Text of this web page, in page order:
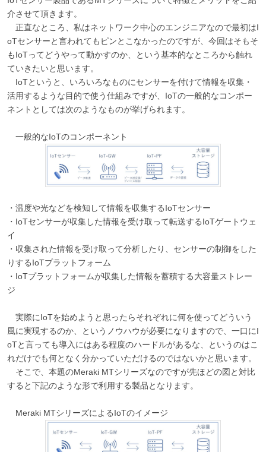
介させて頂きます。
正直なところ、私はネットワーク中心のエンジニアなので最初はI
oTセンサーと言われてもピンとこなかったのですが、今回はそもそ
もIoTってどうやって動かすのか、という基本的なところから触れ
ていきたいと思います。
IoTというと、いろいろなものにセンサーを付けて情報を収集・
活用するような目的で使う仕組みですが、IoTの一般的なコンポー
ネントとしては次のようなものが挙げられます。
一般的なIoTのコンポーネント
・温度や光などを検知して情報を収集するIoTセンサー
・IoTセンサーが収集した情報を受け取って転送するIoTゲートウェ
イ
・収集された情報を受け取って分析したり、センサーの制御をした
りするIoTプラットフォーム
・IoTプラットフォームが収集した情報を蓄積する大容量ストレー
ジ
実際にIoTを始めようと思ったらそれぞれに何を使ってどういう
風に実現するのか、というノウハウが必要になりますので、一口にI
oTと言っても導入にはある程度のハードルがあるな、というのはこ
れだけでも何となく分かっていただけるのではないかと思います。
そこで、本題のMeraki MTシリーズなのですが先ほどの図と対比
すると下記のような形で利用する製品となります。
Meraki MTシリーズによるIoTのイメージ